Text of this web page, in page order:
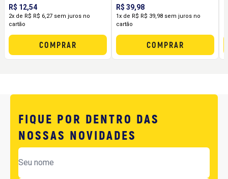
R$ 12,54
2x de R$ R$ 6,27 sem juros no
cartão
COMPRAR
R$ 39,98
1x de R$ R$ 39,98 sem juros no
cartão
COMPRAR
FIQUE POR DENTRO DAS
NOSSAS NOVIDADES